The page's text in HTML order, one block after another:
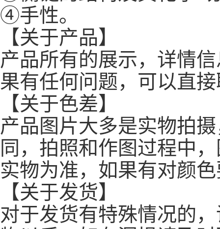
④手性。
【关于产品】
产品所有的展示，详情
果有任何问题，可以直
【关于色差】
产品图片大多是实物拍
同，拍照和作图过程中
实物为准，如果有对颜
【关于发货】
对于发货有特殊情况的